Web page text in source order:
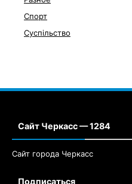
Спорт
Суспільство
Сайт Черкасс — 1284
Сайт города Черкасс
Подписаться